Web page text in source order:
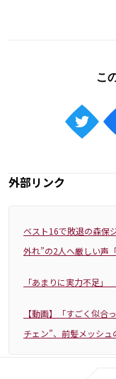
外部リンク
ベスト16で敗退の森保
外れ”の2人へ厳しい声
「あまりに実力不足
【動画】「すごく似
チェン”、前髪メッシ